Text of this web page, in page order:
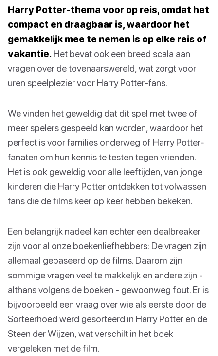
Harry Potter-thema voor op reis, omdat het
compact en draagbaar is, waardoor het
gemakkelijk mee te nemen is op elke reis of
vakantie. Het bevat ook een breed scala aan
vragen over de tovenaarswereld, wat zorgt voor
uren speelplezier voor Harry Potter-fans.
We vinden het geweldig dat dit spel met twee of
meer spelers gespeeld kan worden, waardoor het
perfect is voor families onderweg of Harry Potter-
fanaten om hun kennis te testen tegen vrienden.
Het is ook geweldig voor alle leeftijden, van jonge
kinderen die Harry Potter ontdekken tot volwassen
fans die de films keer op keer hebben bekeken.
Een belangrijk nadeel kan echter een dealbreaker
zijn voor al onze boekenliefhebbers: De vragen zijn
allemaal gebaseerd op de films. Daarom zijn
sommige vragen veel te makkelijk en andere zijn -
althans volgens de boeken - gewoonweg fout. Er is
bijvoorbeeld een vraag over wie als eerste door de
Sorteerhoed werd gesorteerd in Harry Potter en de
Steen der Wijzen, wat verschilt in het boek
vergeleken met de film.